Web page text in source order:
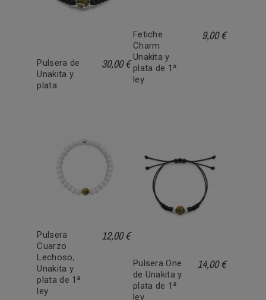
Pulsera de
Unakita y
plata
30,00 €
Fetiche
Charm
Unakita y
plata de 1ª
ley
9,00 €
Pulsera
Cuarzo
Lechoso,
Unakita y
plata de 1ª
ley
12,00 €
Pulsera One
de Unakita y
plata de 1ª
ley
14,00 €